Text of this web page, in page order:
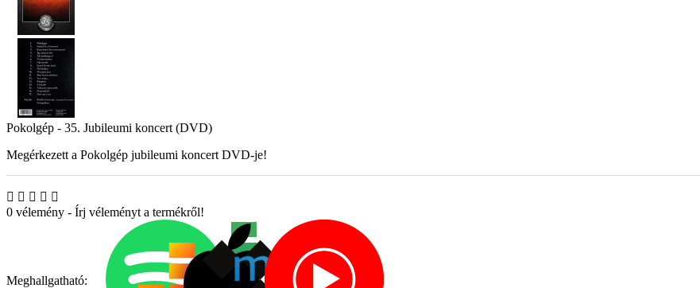
Pokolgép - 35. Jubileumi koncert (DVD)
Megérkezett a Pokolgép jubileumi koncert DVD-je!
0 vélemény - Írj véleményt a termékről!
Meghallgatható: